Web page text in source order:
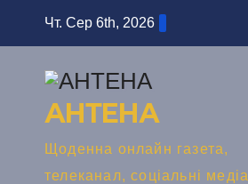
Чт. Сер 6th, 2026
АНТЕНА
Щоденна онлайн газета,
телеканал, соціальні медіа